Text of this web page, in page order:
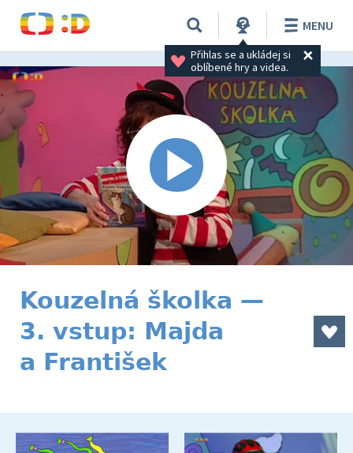
Přihlas se a ukládej si
oblíbené hry a videa.
MENU
Kouzelná školka —
3. vstup: Majda
a František